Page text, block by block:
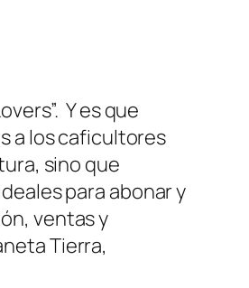
”. Y es que
a los caficultores
sino que
para abonar y
ventas y
Tierra,